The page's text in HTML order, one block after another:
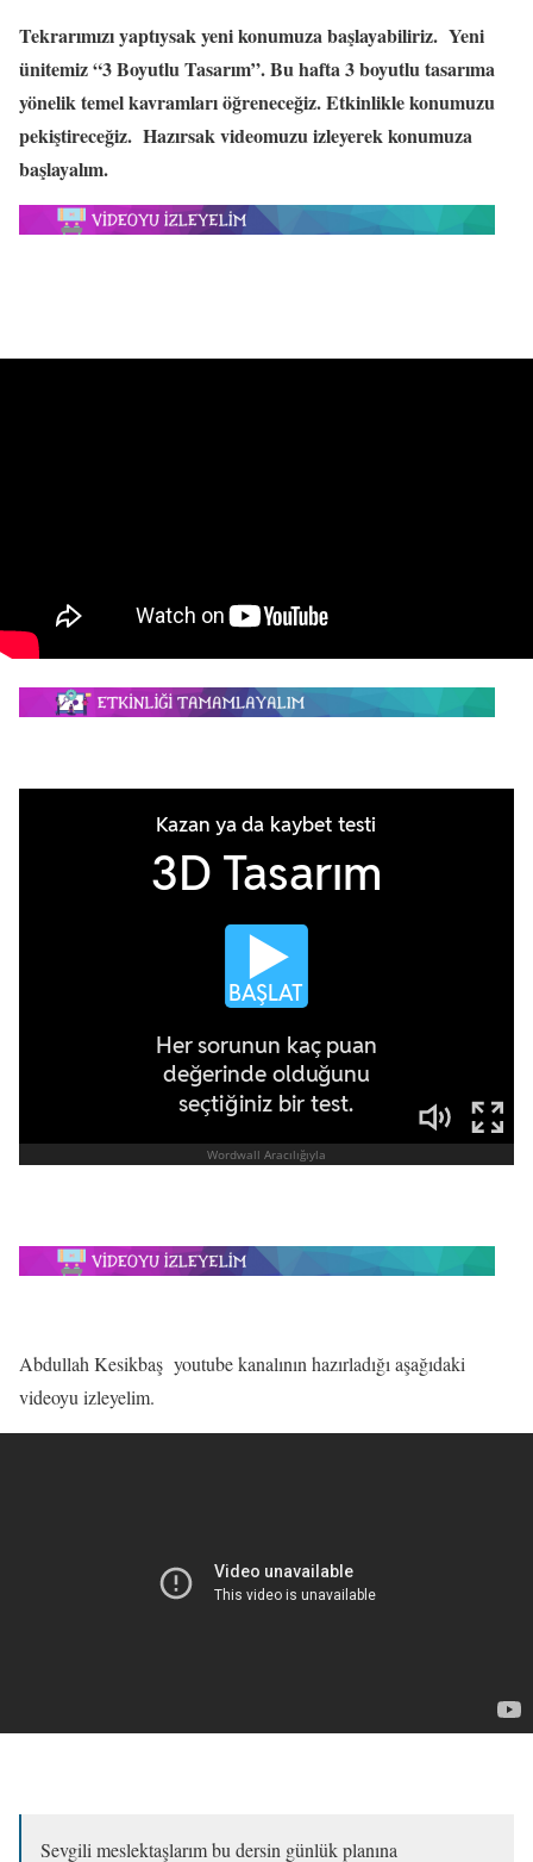
Tekrarımızı yaptıysak yeni konumuza başlayabiliriz. Yeni
ünitemiz “3 Boyutlu Tasarım”. Bu hafta 3 boyutlu tasarıma
yönelik temel kavramları öğreneceğiz. Etkinlikle konumuzu
pekiştireceğiz. Hazırsak videomuzu izleyerek konumuza
başlayalım.
Abdullah Kesikbaş youtube kanalının hazırladığı aşağıdaki
videoyu izleyelim.
Sevgili meslektaşlarım bu dersin günlük planına